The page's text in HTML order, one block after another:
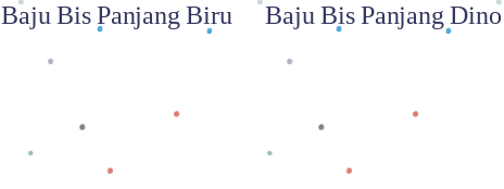
Baju Bis Panjang Biru Baju Bis Panjang Dino